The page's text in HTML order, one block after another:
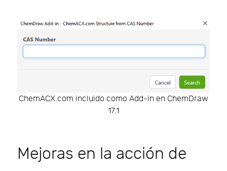
ChemACX.com incluido como Add-in en ChemDraw
17.1
Mejoras en la acción de